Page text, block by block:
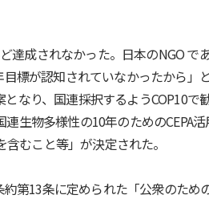
達成されなかった。日本のNGO で
標が認知されていなかったから」
なり、国連採択するようCOP10で
生物多様性の10年のためのCEPA
むこと等」が決定された。
第13条に定められた「公衆のため